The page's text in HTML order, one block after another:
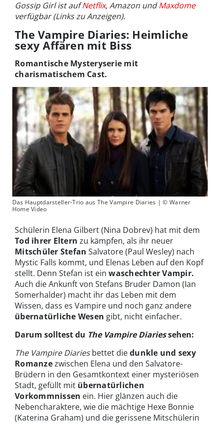
Gossip Girl ist aufNetflix, Amazon undMaxdome
verfügbar (Links zu Anzeigen).
The Vampire Diaries: Heimliche
sexy Affären mit Biss
Romantische Mysteryserie mit
charismatischem Cast.
Das Hauptdarsteller-Trio aus The Vampire Diaries | © Warner
Home Video
Schülerin Elena Gilbert (Nina Dobrev) hat mit dem
Tod ihrer Eltern zu kämpfen, als ihr neuer
Mitschüler Stefan Salvatore (Paul Wesley) nach
Mystic Falls kommt, und Elenas Leben auf den Kopf
stellt. Denn Stefan ist ein waschechter Vampir.
Auch die Ankunft von Stefans Bruder Damon (Ian
Somerhalder) macht ihr das Leben mit dem
Wissen, dass es Vampire und noch ganz andere
übernatürliche Wesen gibt, nicht einfacher.
Darum solltest du The Vampire Diariessehen:
The Vampire Diariesbettet diedunkle und sexy
Romanzezwischen Elena und den Salvatore-
Brüdern in den Gesamtkontext einer mysteriösen
Stadt, gefüllt mit übernatürlichen
Vorkommnissen ein. Hier glänzen auch die
Nebencharaktere, wie die mächtige Hexe Bonnie
(Katerina Graham) und die gerissene Mitschülerin